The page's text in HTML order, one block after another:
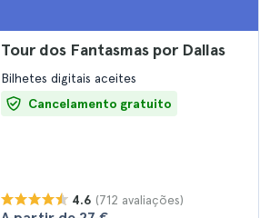
Tour dos Fantasmas por Dallas
Bilhetes digitais aceites
Cancelamento gratuito
4.6 (712 avaliações)